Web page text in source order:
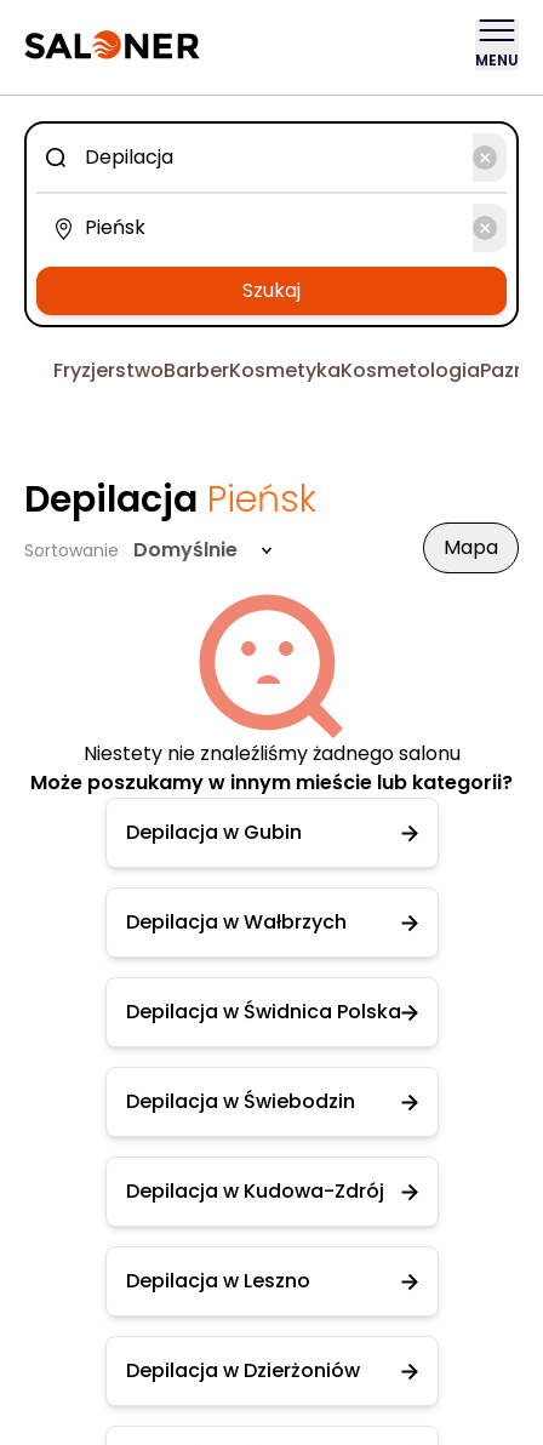
MENU
Szukaj
FryzjerstwoBarberKosmetykaKosmetologia
Depilacja Pieńsk
Sortowanie Domyślnie Mapa
Niestety nie znaleźliśmy żadnego salonu
Może poszukamy w innym mieście lub kategorii?
Depilacja w Gubin
Depilacja w Wałbrzych
Depilacja w Świdnica Polska
Depilacja w Świebodzin
Depilacja w Kudowa-Zdrój
Depilacja w Leszno
Depilacja w Dzierżoniów